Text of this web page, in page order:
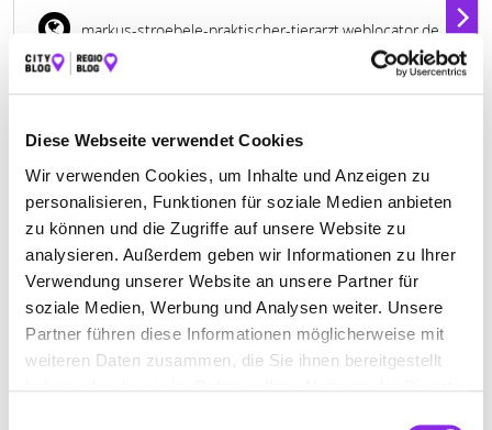
Diese Webseite verwendet Cookies
Wir verwenden Cookies, um Inhalte und Anzeigen zu
personalisieren, Funktionen für soziale Medien anbieten
zu können und die Zugriffe auf unsere Website zu
analysieren. Außerdem geben wir Informationen zu Ihrer
Verwendung unserer Website an unsere Partner für
soziale Medien, Werbung und Analysen weiter. Unsere
Partner führen diese Informationen möglicherweise mit
weiteren Daten zusammen, die Sie ihnen bereitgestellt
markus-stroebele-praktischer-tierarzt.weblocator.de
Geschlossen - öffnet am Dienstag um 11:00 Uhr